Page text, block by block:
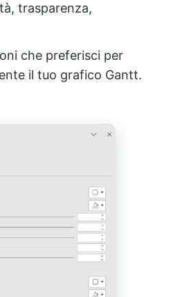
trasparenza,
che preferisci per
il tuo grafico Gantt.